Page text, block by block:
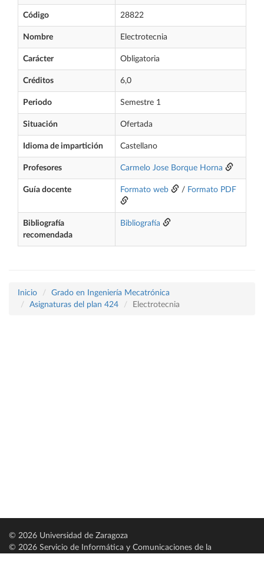
Código 28822
Nombre Electrotecnia
Carácter Obligatoria
Créditos 6,0
Periodo Semestre 1
Situación Ofertada
Idioma de impartición Castellano
Profesores Carmelo Jose Borque Horna
Guía docente Formato web / Formato PDF
Bibliografía
recomendada
Bibliografía
Inicio
Grado en Ingeniería Mecatrónica
Asignaturas del plan 424
Electrotecnia
© 2026 Universidad de Zaragoza
© 2026 Servicio de Informática y Comunicaciones de la